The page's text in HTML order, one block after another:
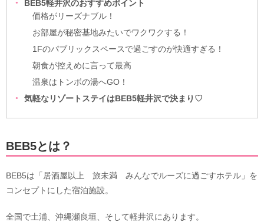
BEB5軽井沢のおすすめポイント
価格がリーズナブル！
お部屋が秘密基地みたいでワクワクする！
1Fのパブリックスペースで過ごすのが快適すぎる！
朝食が控えめに言って最高
温泉はトンボの湯へGO！
気軽なリゾートステイはBEB5軽井沢で決まり♡
BEB5とは？
BEB5は「居酒屋以上 旅未満 みんなでルーズに過ごすホテル」を
コンセプトにした宿泊施設。
全国で土浦、沖縄瀬良垣、そして軽井沢にあります。